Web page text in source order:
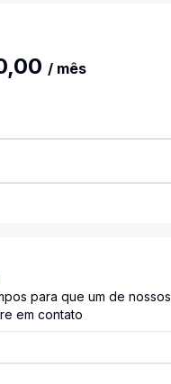
/ mês
para que um de nossos
em contato